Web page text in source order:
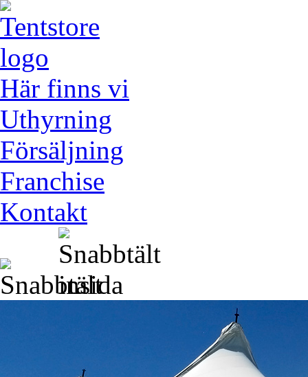
Här finns vi
Uthyrning
Försäljning
Franchise
Kontakt